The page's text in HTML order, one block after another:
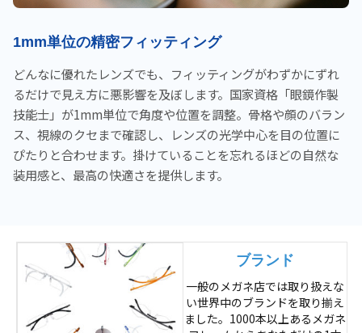
1mm単位の精密フィッティング
どんなに優れたレンズでも、フィッティングがわずかにずれ
るだけで見え方に悪影響を及ぼします。国家資格「眼鏡作製
技能士」が1mm単位で角度や位置を調整。骨格や顔のバラン
ス、視線のクセまで確認し、レンズの光学中心を目の位置に
ぴたりと合わせます。掛けていることを忘れるほどの自然な
装用感と、最高の快適さを提供します。
ブランド
一般のメガネ店では取り扱えな
い世界中のブランドを取り揃え
ました。1000本以上あるメガネ